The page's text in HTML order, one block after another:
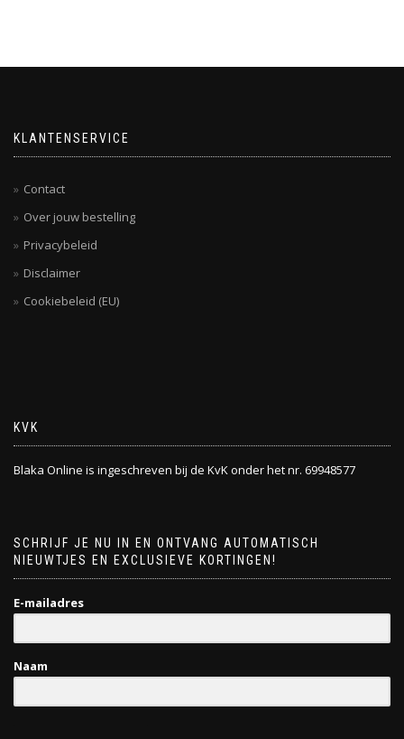
KLANTENSERVICE
Contact
Over jouw bestelling
Privacybeleid
Disclaimer
Cookiebeleid (EU)
KVK
Blaka Online is ingeschreven bij de KvK onder het nr. 69948577
SCHRIJF JE NU IN EN ONTVANG AUTOMATISCH
NIEUWTJES EN EXCLUSIEVE KORTINGEN!
E-mailadres
Naam